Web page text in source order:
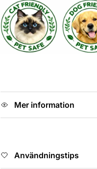
Mer information
Användningstips